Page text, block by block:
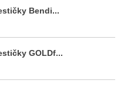
Bendi...
GOLDf...